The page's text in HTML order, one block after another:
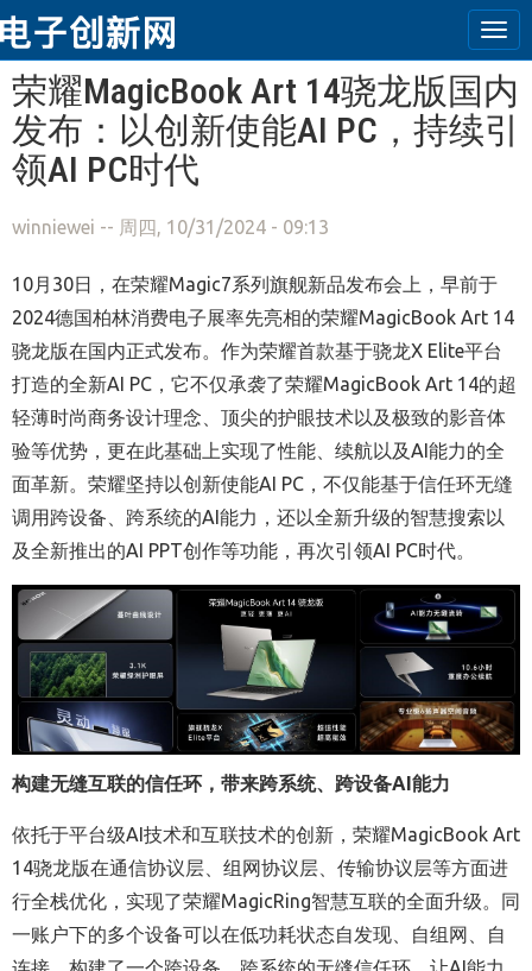
跳转到主要内容
荣耀MagicBook Art 14骁龙版国内
发布：以创新使能AI PC，持续引
领AI PC时代
winniewei -- 周四, 10/31/2024 - 09:13
10月30日，在荣耀Magic7系列旗舰新品发布会上，早前于
2024德国柏林消费电子展率先亮相的荣耀MagicBook Art 14
骁龙版在国内正式发布。作为荣耀首款基于骁龙X Elite平台
打造的全新AI PC，它不仅承袭了荣耀MagicBook Art 14的超
轻薄时尚商务设计理念、顶尖的护眼技术以及极致的影音体
验等优势，更在此基础上实现了性能、续航以及AI能力的全
面革新。荣耀坚持以创新使能AI PC，不仅能基于信任环无缝
调用跨设备、跨系统的AI能力，还以全新升级的智慧搜索以
及全新推出的AI PPT创作等功能，再次引领AI PC时代。
构建无缝互联的信任环，带来跨系统、跨设备AI能力
依托于平台级AI技术和互联技术的创新，荣耀MagicBook Art
14骁龙版在通信协议层、组网协议层、传输协议层等方面进
行全栈优化，实现了荣耀MagicRing智慧互联的全面升级。同
一账户下的多个设备可以在低功耗状态自发现、自组网、自